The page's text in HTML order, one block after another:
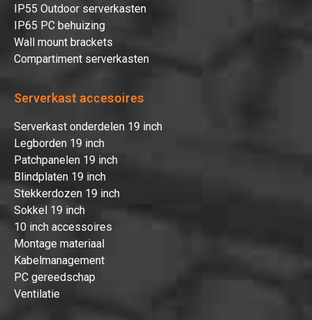
IP55 Outdoor serverkasten
IP65 PC behuizing
Wall mount brackets
Compartiment serverkasten
Serverkast accesoires
Serverkast onderdelen 19 inch
Legborden 19 inch
Patchpanelen 19 inch
Blindplaten 19 inch
Stekkerdozen 19 inch
Sokkel 19 inch
10 inch accessoires
Montage materiaal
Kabelmanagement
PC gereedschap
Ventilatie